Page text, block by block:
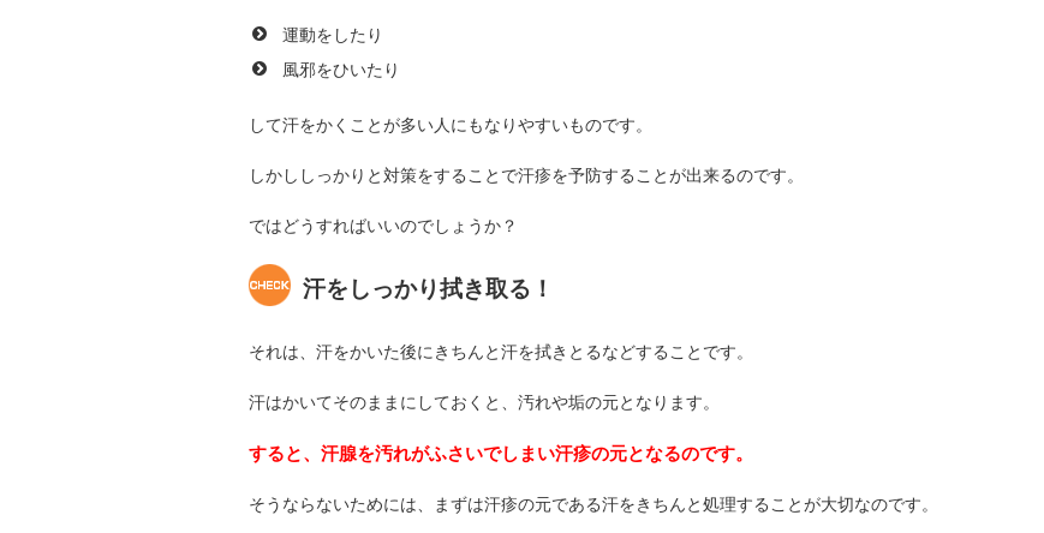
運動をしたり
風邪をひいたり
して汗をかくことが多い人にもなりやすいものです。
しかししっかりと対策をすることで汗疹を予防することが出来るのです。
ではどうすればいいのでしょうか？
汗をしっかり拭き取る！
それは、汗をかいた後にきちんと汗を拭きとるなどすることです。
汗はかいてそのままにしておくと、汚れや垢の元となります。
すると、汗腺を汚れがふさいでしまい汗疹の元となるのです。
そうならないためには、まずは汗疹の元である汗をきちんと処理することが大切なのです。